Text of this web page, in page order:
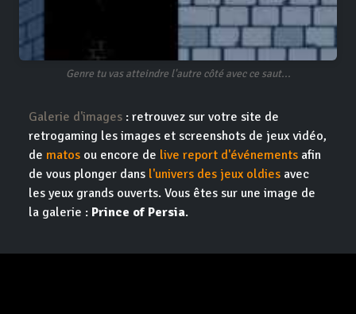
Genre tu vas atteindre l'autre côté avec ce saut...
Galerie d'images : retrouvez sur votre site de
retrogaming les images et screenshots de jeux vidéo,
de matos ou encore de live report d'événements afin
de vous plonger dans l'univers des jeux oldies avec
les yeux grands ouverts. Vous êtes sur une image de
la galerie : Prince of Persia.